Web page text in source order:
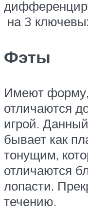
на 3
Фэты
Имеют форму,
отличаются
игрой.
бывает как
тонущим,
отличаются
лопасти.
течению.